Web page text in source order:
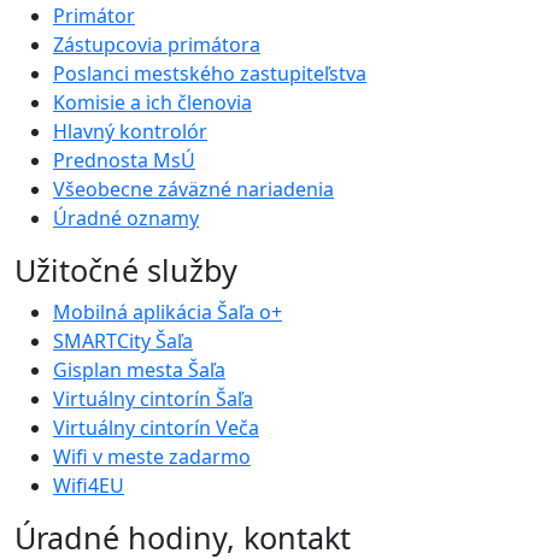
Primátor
Zástupcovia primátora
Poslanci mestského zastupiteľstva
Komisie a ich členovia
Hlavný kontrolór
Prednosta MsÚ
Všeobecne záväzné nariadenia
Úradné oznamy
Užitočné služby
Mobilná aplikácia Šaľa o+
SMARTCity Šaľa
Gisplan mesta Šaľa
Virtuálny cintorín Šaľa
Virtuálny cintorín Veča
Wifi v meste zadarmo
Wifi4EU
Úradné hodiny, kontakt